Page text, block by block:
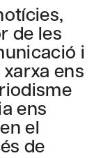
de les
i
ens
ens
el
de